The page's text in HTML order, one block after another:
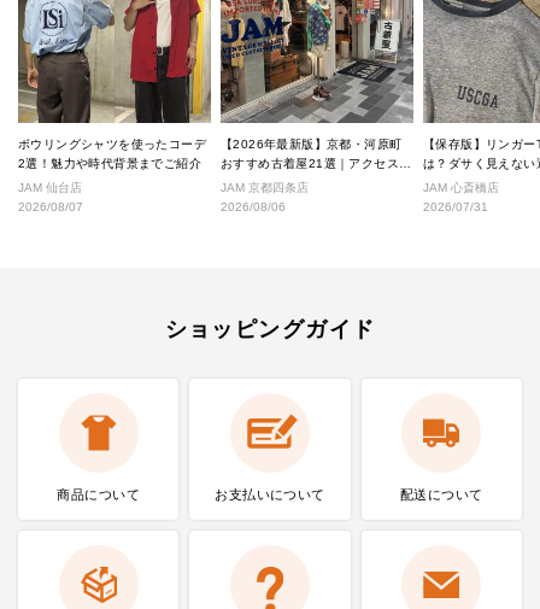
ボウリングシャツを使ったコーデ
2選！魅力や時代背景までご紹介
JAM 仙台店
2026/08/07
【2026年最新版】京都・河原町
おすすめ古着屋21選｜アクセス良
好な絶対行くべきショップ厳選！
JAM 京都四条店
2026/08/06
【保存版】リンガ
は？ダサく見えない
なし完全ガイド
JAM 心斎橋店
2026/07/31
ショッピングガイド
商品について お支払いについて 配送について